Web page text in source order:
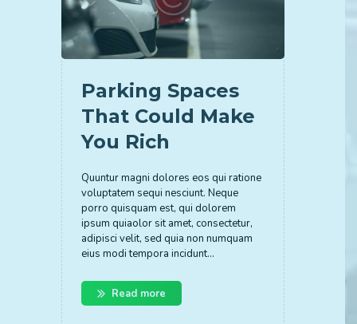
Parking Spaces
That Could Make
You Rich
Quuntur magni dolores eos qui ratione
voluptatem sequi nesciunt. Neque
porro quisquam est, qui dolorem
ipsum quiaolor sit amet, consectetur,
adipisci velit, sed quia non numquam
eius modi tempora incidunt…
Read more